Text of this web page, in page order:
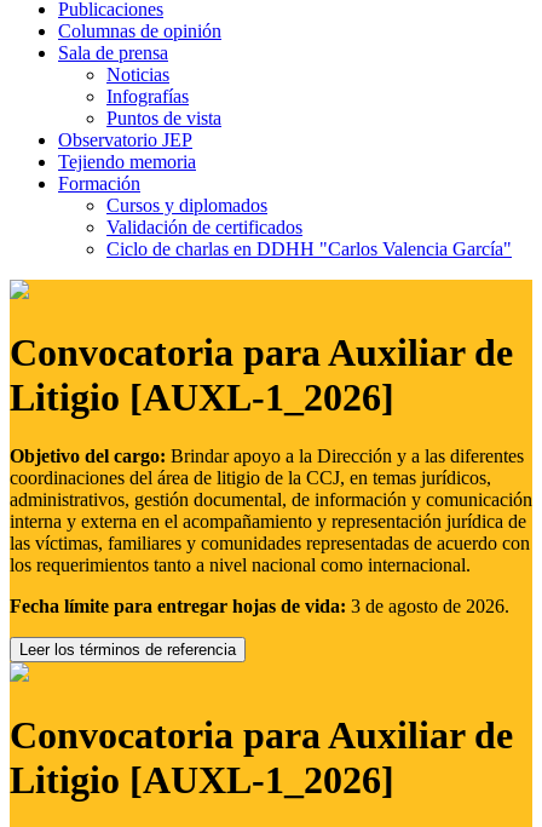
Publicaciones
Columnas de opinión
Sala de prensa
Noticias
Infografías
Puntos de vista
Observatorio JEP
Tejiendo memoria
Formación
Cursos y diplomados
Validación de certificados
Ciclo de charlas en DDHH "Carlos Valencia García"
Convocatoria para Auxiliar de
Litigio [AUXL-1_2026]
Objetivo del cargo: Brindar apoyo a la Dirección y a las diferentes
coordinaciones del área de litigio de la CCJ, en temas jurídicos,
administrativos, gestión documental, de información y comunicación
interna y externa en el acompañamiento y representación jurídica de
las víctimas, familiares y comunidades representadas de acuerdo con
los requerimientos tanto a nivel nacional como internacional.
Fecha límite para entregar hojas de vida: 3 de agosto de 2026.
Leer los términos de referencia
Convocatoria para Auxiliar de
Litigio [AUXL-1_2026]